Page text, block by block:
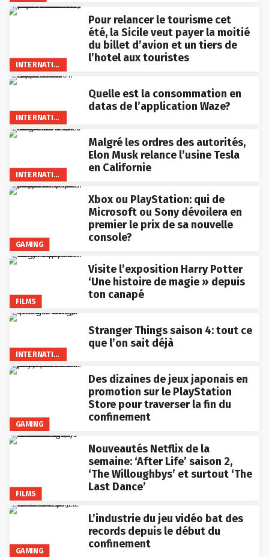
INTERNATIONAL
Pour relancer le tourisme cet
été, la Sicile veut payer la moitié
du billet d’avion et un tiers de
l’hotel aux touristes
INTERNATIONAL
Quelle est la consommation en
datas de l’application Waze?
INTERNATIONAL
Malgré les ordres des autorités,
Elon Musk relance l’usine Tesla
en Californie
GAMING
Xbox ou PlayStation: qui de
Microsoft ou Sony dévoilera en
premier le prix de sa nouvelle
console?
FILMS
Visite l’exposition Harry Potter
‘Une histoire de magie » depuis
ton canapé
INTERNATIONAL
Stranger Things saison 4: tout ce
que l’on sait déjà
GAMING
Des dizaines de jeux japonais en
promotion sur le PlayStation
Store pour traverser la fin du
confinement
FILMS
Nouveautés Netflix de la
semaine: ‘After Life’ saison 2,
‘The Willoughbys’ et surtout ‘The
Last Dance’
GAMING
L’industrie du jeu vidéo bat des
records depuis le début du
confinement